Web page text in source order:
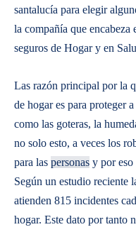
santalucía para elegir
la compañía que
seguros de Hogar y en
Las razón principal por la
de hogar es para proteger
como las goteras, la
no solo esto, a veces los
para las personas y por eso
Según un estudio reciente
atienden 815 incidentes
hogar. Este dato por tanto